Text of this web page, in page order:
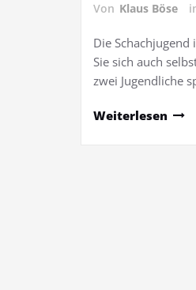
Von Klaus Böse
Die
Sie sich auch
zwei Jugendliche
Weiterlesen